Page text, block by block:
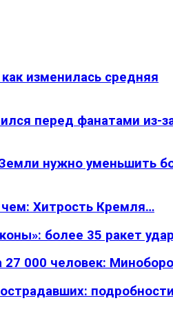
изменилась средняя
перед фанатами из-
нужно уменьшить
чем: Хитрость Кремля…
более 35 ракет
27 000 человек: